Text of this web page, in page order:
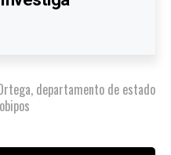
, departamento de estado
obipos